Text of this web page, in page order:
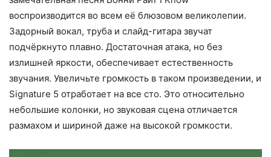
воспроизводится во всем её блюзовом великолепии.
Задорный вокал, труба и слайд-гитара звучат
подчёркнуто плавно. Достаточная атака, но без
излишней яркости, обеспечивает естественность
звучания. Увеличьте громкость в таком произведении, и
Signature 5 отработает на все сто. Это относительно
небольшие колонки, но звуковая сцена отличается
размахом и шириной даже на высокой громкости.